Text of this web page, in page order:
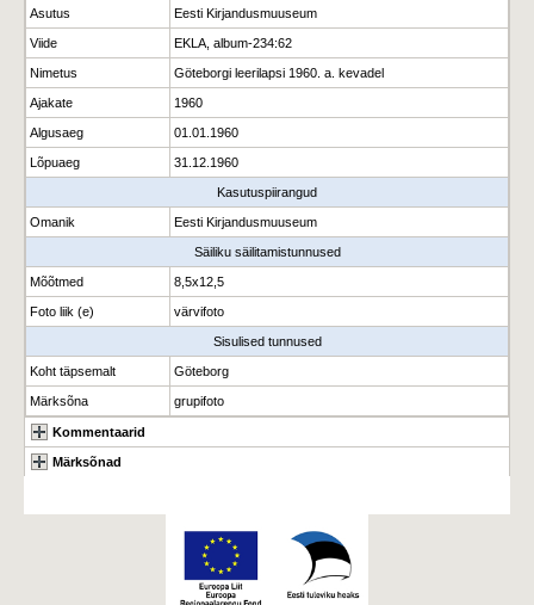
Asutus Eesti Kirjandusmuuseum
Viide EKLA, album-234:62
Nimetus Göteborgi leerilapsi 1960. a. kevadel
Ajakate 1960
Algusaeg 01.01.1960
Lõpuaeg 31.12.1960
Kasutuspiirangud
Omanik Eesti Kirjandusmuuseum
Säiliku säilitamistunnused
Mõõtmed 8,5x12,5
Foto liik (e) värvifoto
Sisulised tunnused
Koht täpsemalt Göteborg
Märksõna grupifoto
Kommentaarid
Märksõnad